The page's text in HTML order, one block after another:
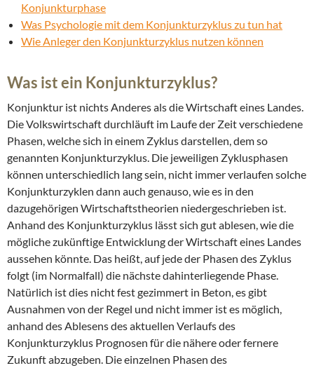
Konjunkturphase
Was Psychologie mit dem Konjunkturzyklus zu tun hat
Wie Anleger den Konjunkturzyklus nutzen können
Was ist ein Konjunkturzyklus?
Konjunktur ist nichts Anderes als die Wirtschaft eines Landes.
Die Volkswirtschaft durchläuft im Laufe der Zeit verschiedene
Phasen, welche sich in einem Zyklus darstellen, dem so
genannten Konjunkturzyklus. Die jeweiligen Zyklusphasen
können unterschiedlich lang sein, nicht immer verlaufen solche
Konjunkturzyklen dann auch genauso, wie es in den
dazugehörigen Wirtschaftstheorien niedergeschrieben ist.
Anhand des Konjunkturzyklus lässt sich gut ablesen, wie die
mögliche zukünftige Entwicklung der Wirtschaft eines Landes
aussehen könnte. Das heißt, auf jede der Phasen des Zyklus
folgt (im Normalfall) die nächste dahinterliegende Phase.
Natürlich ist dies nicht fest gezimmert in Beton, es gibt
Ausnahmen von der Regel und nicht immer ist es möglich,
anhand des Ablesens des aktuellen Verlaufs des
Konjunkturzyklus Prognosen für die nähere oder fernere
Zukunft abzugeben. Die einzelnen Phasen des